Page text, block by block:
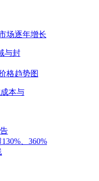
与封
本与
、360%